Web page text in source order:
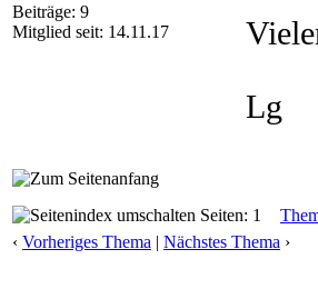
Beiträge: 9
Mitglied seit: 14.11.17
Lg
Seiten: 1
‹ Vorheriges Thema | Nächstes Thema ›